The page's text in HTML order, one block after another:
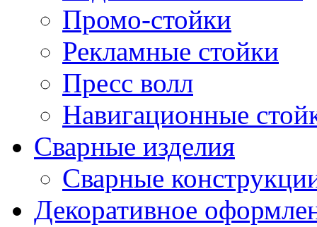
Промо-стойки
Рекламные стойки
Пресс волл
Навигационные
Сварные изделия
Сварные
Декоративное